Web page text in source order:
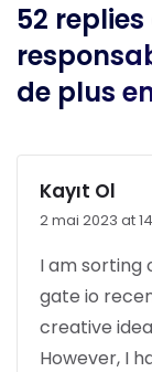
52
de plus
Kayıt Ol
2 mai 2023 at
I am sorting
gate io
creative
However, I